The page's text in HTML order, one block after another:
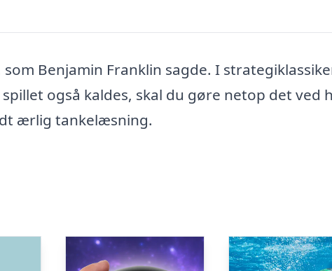
Benjamin Franklin sagde. I
også kaldes, skal du gøre netop det ved
ærlig tankelæsning.